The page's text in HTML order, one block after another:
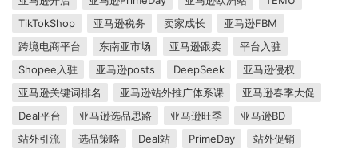
TikTokShop
亚马逊税务 卖家成长
亚马逊FBM
跨境电商平台
东南亚市场 亚马逊跟卖
平台入驻
Shopee入驻
亚马逊posts DeepSeek
亚马逊侵权
亚马逊关键词排名
亚马逊站外推广体系课
亚马逊春季大促
Deal平台
亚马逊选品思路 亚马逊旺季
亚马逊BD
站外引流
选品策略 Deal站 PrimeDay
站外促销